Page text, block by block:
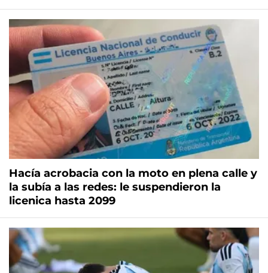
Hacía acrobacia con la moto en plena calle y
la subía a las redes: le suspendieron la
licenica hasta 2099